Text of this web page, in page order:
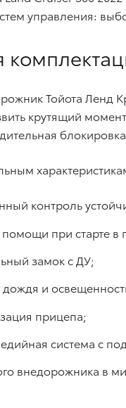
управления:
Тойота Ленд
крутящий
контроль
при старте в
замок с ДУ;
дождя и
прицепа;
система с
внедорожника в